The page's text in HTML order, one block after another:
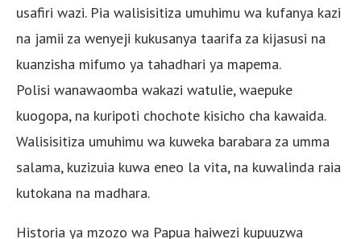
usafiri wazi. Pia walisisitiza umuhimu wa kufanya kazi
na jamii za wenyeji kukusanya taarifa za kijasusi na
kuanzisha mifumo ya tahadhari ya mapema.
Polisi wanawaomba wakazi watulie, waepuke
kuogopa, na kuripoti chochote kisicho cha kawaida.
Walisisitiza umuhimu wa kuweka barabara za umma
salama, kuzizuia kuwa eneo la vita, na kuwalinda raia
kutokana na madhara.
Historia ya mzozo wa Papua haiwezi kupuuzwa